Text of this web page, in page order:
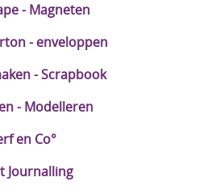
- Magneten
- enveloppen
- Scrapbook
- Modelleren
en Co°
Journalling